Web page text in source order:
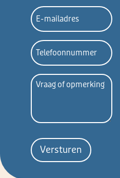
E-
mailadres
Telefoon
Vraag
of
Versturen